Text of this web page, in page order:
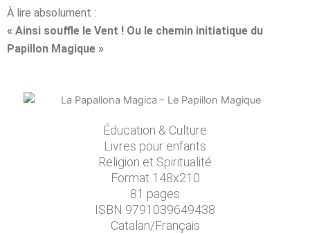
À lire absolument :
« Ainsi souffle le Vent ! Ou le chemin initiatique du
Papillon Magique »
Éducation & Culture
Livres pour enfants
Religion et Spiritualité
Format 148x210
81 pages
ISBN 9791039649438
Catalan/Français